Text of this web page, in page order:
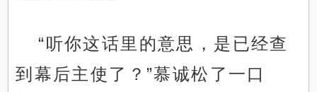
“听你这话里的意思，是已经查
到幕后主使了？”慕诚松了一口